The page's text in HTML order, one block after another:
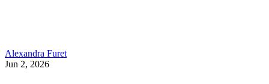
Alexandra Furet
Jun 2, 2026